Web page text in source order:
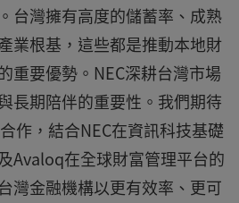
台灣擁有高度的儲蓄率、成熟
業根基，這些都是推動本地財
重要優勢。NEC深耕台灣市場
長期陪伴的重要性。我們期待
作，結合NEC在資訊科技基礎
Avaloq在全球財富管理平台的
灣金融機構以更有效率、更可